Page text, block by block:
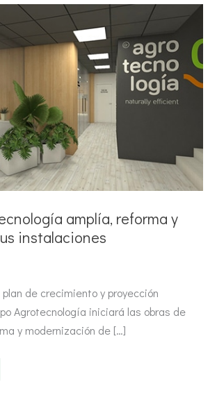
amplía, reforma y
instalaciones
de crecimiento y proyección
Agrotecnología iniciará las obras de
y modernización de […]